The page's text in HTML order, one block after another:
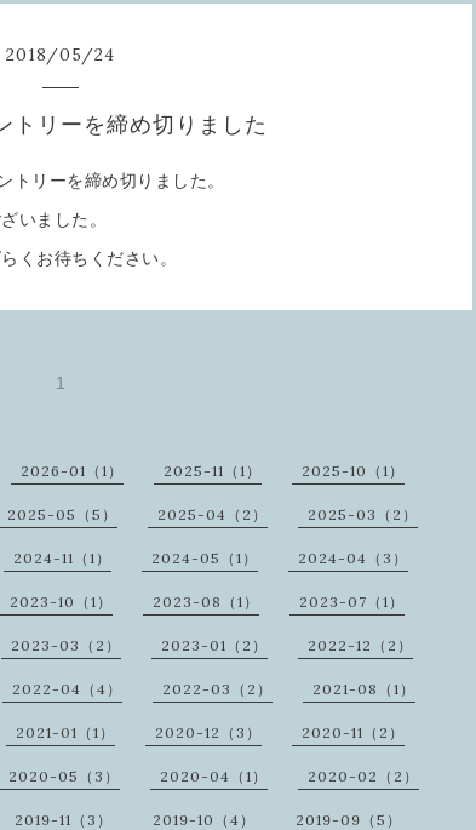
2018/05/24
トリーを締め切りました
リーを締め切りました。
いました。
くお待ちください。
1
2026-01（1） 2025-11（1） 2025-10（1）
2025-05（5） 2025-04（2） 2025-03（2）
2024-11（1） 2024-05（1） 2024-04（3）
2023-10（1） 2023-08（1） 2023-07（1）
2023-03（2） 2023-01（2） 2022-12（2）
2022-04（4） 2022-03（2） 2021-08（1）
2021-01（1） 2020-12（3） 2020-11（2）
2020-05（3） 2020-04（1） 2020-02（2）
2019-11（3） 2019-10（4） 2019-09（5）